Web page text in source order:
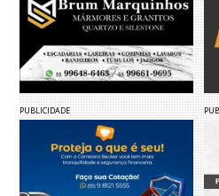
PUBLICIDADE